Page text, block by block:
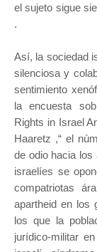
el sujeto sigue
.
Así, la sociedad
silenciosa y
sentimiento
la encuesta
Rights in Israel
Haaretz ,“ el
de odio hacia los
israelíes se
compatriotas
apartheid en los
los que la
jurídico-militar